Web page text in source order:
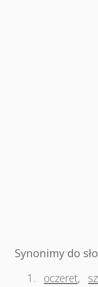
Synonimy do
1.
oczeret,